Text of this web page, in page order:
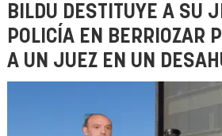
BILDU DESTITUYE A SU
POLICÍA EN BERRIOZAR
A UN JUEZ EN UN